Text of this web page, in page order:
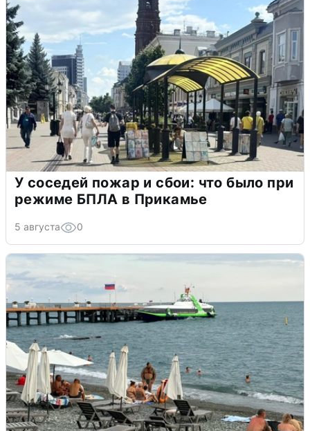
У соседей пожар и сбои: что было при
режиме БПЛА в Прикамье
5 августа 0